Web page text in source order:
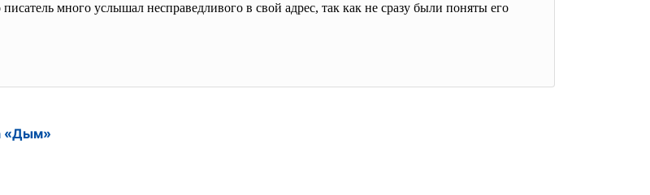
много услышал несправедливого в свой адрес, так как не сразу были поняты его
«Дым»